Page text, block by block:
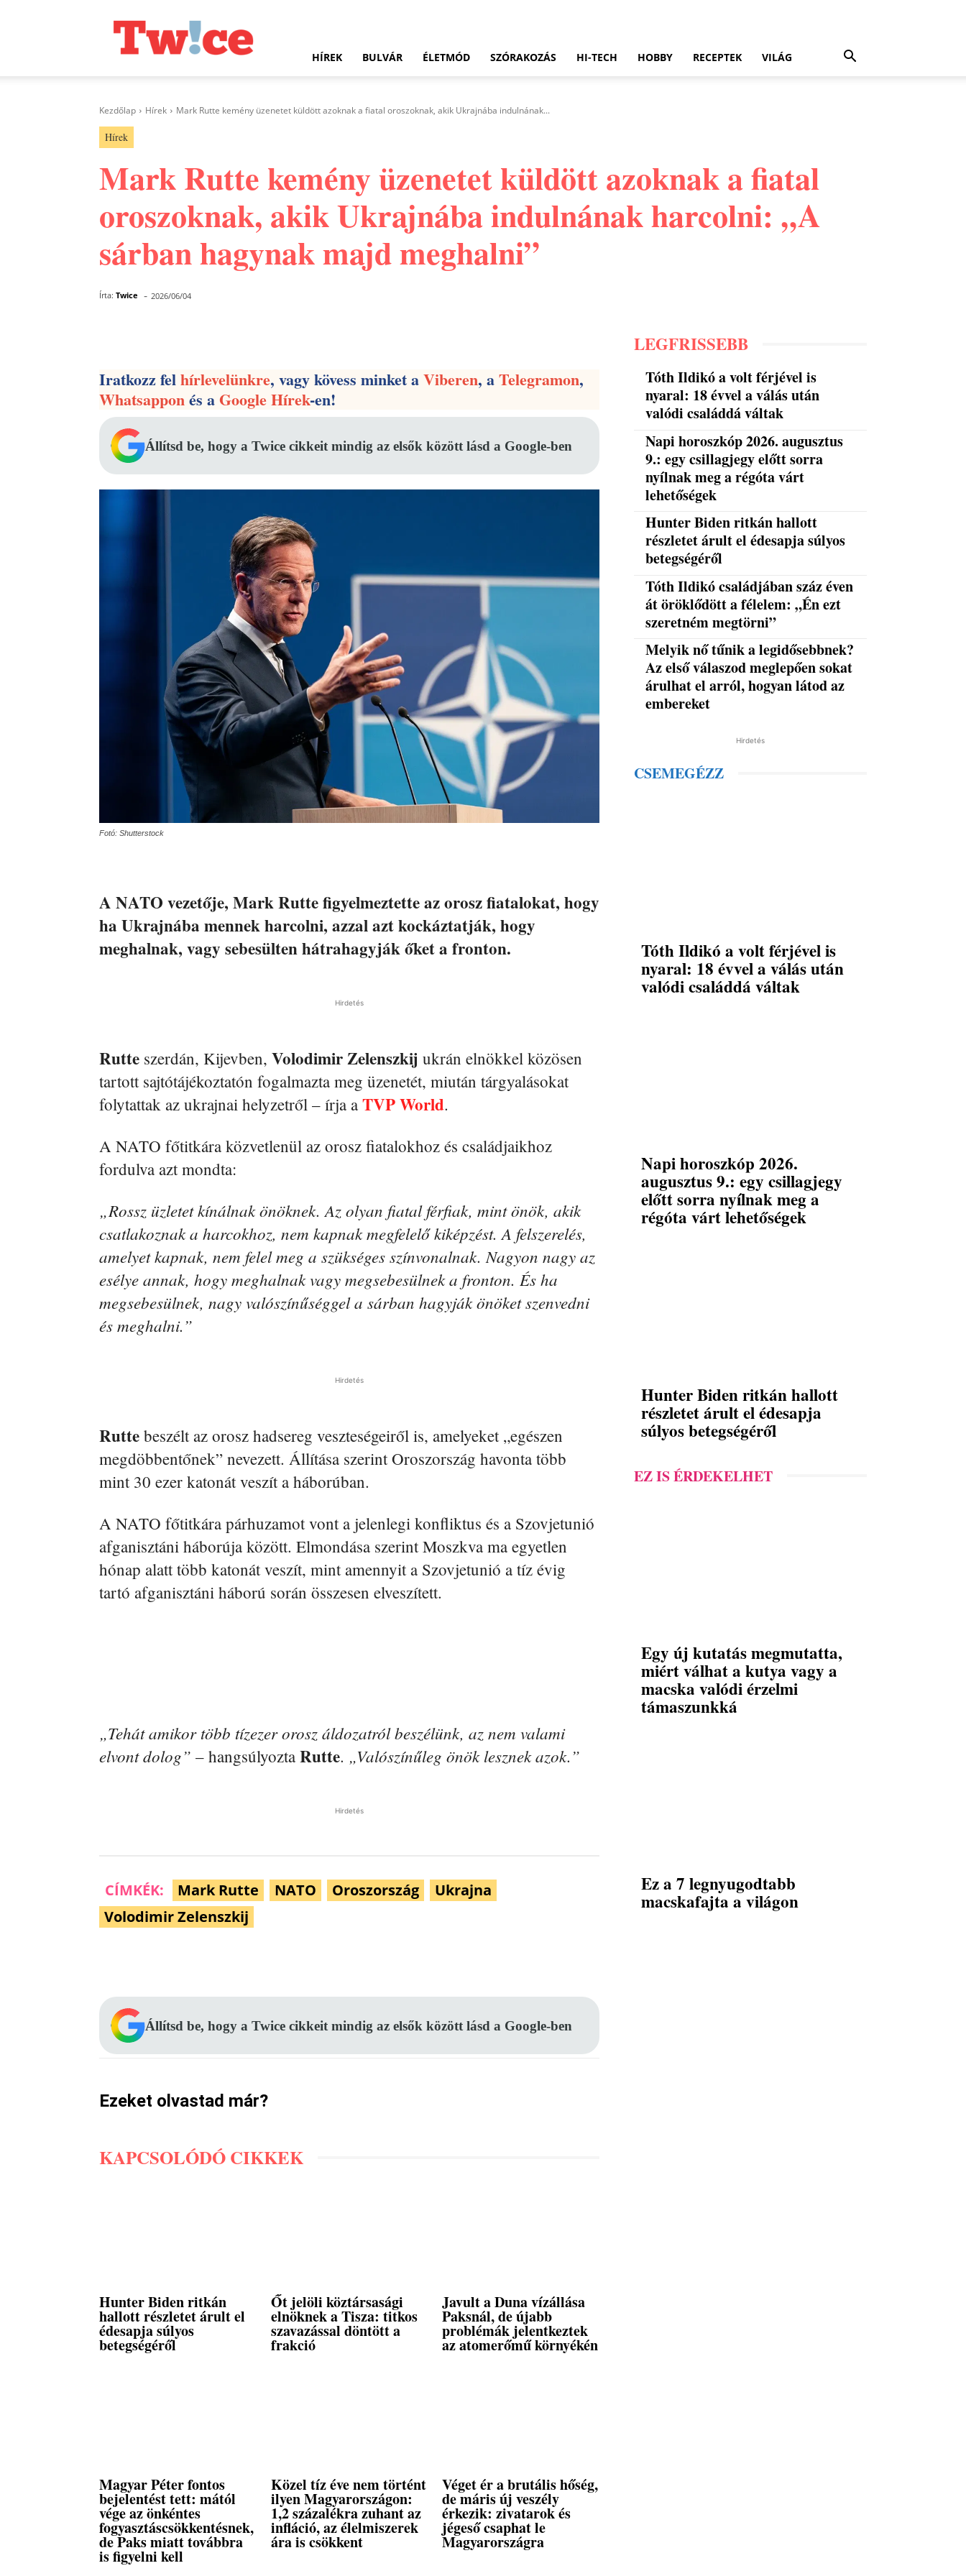
HÍREK BULVÁR ÉLETMÓD SZÓRAKOZÁS HI-TECH HOBBY RECEPTEK VILÁG
Kezdőlap Hírek Mark Rutte kemény üzenetet küldött azoknak a fiatal oroszoknak, akik Ukrajnába indulnának...
Hírek
Mark Rutte kemény üzenetet küldött azoknak a fiatal
oroszoknak, akik Ukrajnába indulnának harcolni: „A
sárban hagynak majd meghalni”
Írta: Twice - 2026/06/04
Iratkozz felhírlevelünkre, vagy kövess minket aViberen, aTelegramon,
Whatsapponés aGoogle Hírek-en!
Állítsd be, hogy a Twice cikkeit mindig az elsők között lásd a Google-ben
Fotó: Shutterstock
A NATO vezetője, Mark Rutte figyelmeztette az orosz fiatalokat, hogy
ha Ukrajnába mennek harcolni, azzal azt kockáztatják, hogy
meghalnak, vagy sebesülten hátrahagyják őket a fronton.
Hirdetés
Rutte szerdán, Kijevben, VolodimirZelenszkij ukrán elnökkel közösen
tartott sajtótájékoztatón fogalmazta meg üzenetét, miután tárgyalásokat
folytattak az ukrajnai helyzetről – írja a TVP World.
A NATO főtitkára közvetlenül az orosz fiatalokhoz és családjaikhoz
fordulva azt mondta:
„Rossz üzletet kínálnak önöknek. Az olyan fiatal férfiak, mint önök, akik
csatlakoznak a harcokhoz, nem kapnak megfelelő kiképzést. A felszerelés,
amelyet kapnak, nem felel meg a szükséges színvonalnak. Nagyon nagy az
esélye annak, hogy meghalnak vagy megsebesülnek a fronton. És ha
megsebesülnek, nagy valószínűséggel a sárban hagyják önöket szenvedni
és meghalni.”
Hirdetés
Rutte beszélt az orosz hadsereg veszteségeiről is, amelyeket „egészen
megdöbbentőnek” nevezett. Állítása szerint Oroszország havonta több
mint 30 ezer katonát veszít a háborúban.
A NATO főtitkára párhuzamot vont a jelenlegi konfliktus és a Szovjetunió
afganisztáni háborúja között. Elmondása szerint Moszkva ma egyetlen
hónap alatt több katonát veszít, mint amennyit a Szovjetunió a tíz évig
tartó afganisztáni háború során összesen elveszített.
„Tehát amikor több tízezer orosz áldozatról beszélünk, az nem valami
elvont dolog” – hangsúlyozta Rutte. „Valószínűleg önök lesznek azok.”
Hirdetés
CÍMKÉK: Mark Rutte NATO Oroszország
Ukrajna
Volodimir Zelenszkij
Állítsd be, hogy a Twice cikkeit mindig az elsők között lásd a Google-ben
Ezeket olvastad már?
KAPCSOLÓDÓ CIKKEK
Hunter Biden ritkán
hallott részletet árult el
édesapja súlyos
betegségéről
Őt jelöli köztársasági
elnöknek a Tisza: titkos
szavazással döntött a
frakció
Javult a Duna vízállása
Paksnál, de újabb
problémák jelentkeztek
az atomerőmű környékén
Magyar Péter fontos
bejelentést tett: mától
vége az önkéntes
fogyasztáscsökkentésnek,
de Paks miatt továbbra
is figyelni kell
Közel tíz éve nem történt
ilyen Magyarországon:
1,2 százalékra zuhant az
infláció, az élelmiszerek
ára is csökkent
Véget ér a brutális hőség,
de máris új veszély
érkezik: zivatarok és
jégeső csaphat le
Magyarországra
LEGFRISSEBB
Tóth Ildikó a volt férjével is
nyaral: 18 évvel a válás után
valódi családdá váltak
Napi horoszkóp 2026. augusztus
9.: egy csillagjegy előtt sorra
nyílnak meg a régóta várt
lehetőségek
Hunter Biden ritkán hallott
részletet árult el édesapja súlyos
betegségéről
Tóth Ildikó családjában száz éven
át öröklődött a félelem: „Én ezt
szeretném megtörni”
Melyik nő tűnik a legidősebbnek?
Az első válaszod meglepően sokat
árulhat el arról, hogyan látod az
embereket
Hirdetés
CSEMEGÉZZ
Tóth Ildikó a volt férjével is
nyaral: 18 évvel a válás után
valódi családdá váltak
Napi horoszkóp 2026.
augusztus 9.: egy csillagjegy
előtt sorra nyílnak meg a
régóta várt lehetőségek
Hunter Biden ritkán hallott
részletet árult el édesapja
súlyos betegségéről
EZ IS ÉRDEKELHET
Egy új kutatás megmutatta,
miért válhat a kutya vagy a
macska valódi érzelmi
támaszunkká
Ez a 7 legnyugodtabb
macskafajta a világon